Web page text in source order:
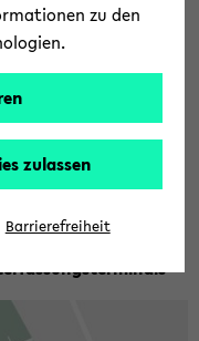
ist ein mul­ti­funk­tio­na­
Stu­die­ren­de, Be­
Sie dient als
als Bi­blio­theks­aus­
Diens­te auf
am Zeit­er­fas­
sind im Cam­
zu den
zulassen
Barrierefreiheit